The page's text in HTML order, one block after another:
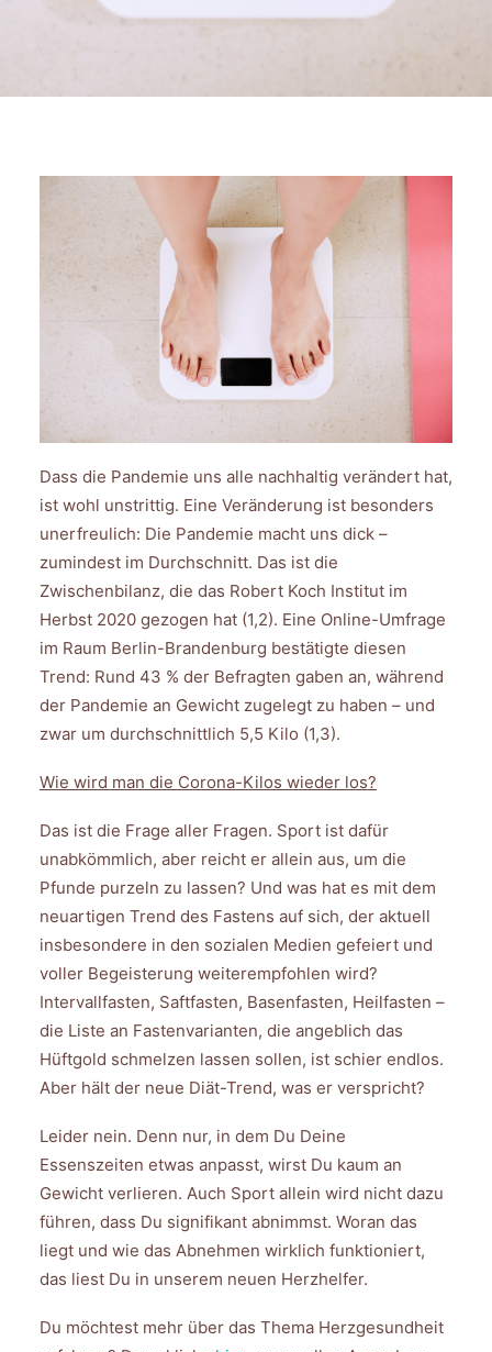
Dass die Pandemie uns alle nachhaltig verändert hat,
ist wohl unstrittig. Eine Veränderung ist besonders
unerfreulich: Die Pandemie macht uns dick –
zumindest im Durchschnitt. Das ist die
Zwischenbilanz, die das Robert Koch Institut im
Herbst 2020 gezogen hat (1,2). Eine Online-Umfrage
im Raum Berlin-Brandenburg bestätigte diesen
Trend: Rund 43 % der Befragten gaben an, während
der Pandemie an Gewicht zugelegt zu haben – und
zwar um durchschnittlich 5,5 Kilo (1,3).
Wie wird man die Corona-Kilos wieder los?
Das ist die Frage aller Fragen. Sport ist dafür
unabkömmlich, aber reicht er allein aus, um die
Pfunde purzeln zu lassen? Und was hat es mit dem
neuartigen Trend des Fastens auf sich, der aktuell
insbesondere in den sozialen Medien gefeiert und
voller Begeisterung weiterempfohlen wird?
Intervallfasten, Saftfasten, Basenfasten, Heilfasten –
die Liste an Fastenvarianten, die angeblich das
Hüftgold schmelzen lassen sollen, ist schier endlos.
Aber hält der neue Diät-Trend, was er verspricht?
Leider nein. Denn nur, in dem Du Deine
Essenszeiten etwas anpasst, wirst Du kaum an
Gewicht verlieren. Auch Sport allein wird nicht dazu
führen, dass Du signifikant abnimmst. Woran das
liegt und wie das Abnehmen wirklich funktioniert,
das liest Du in unserem neuen Herzhelfer.
Du möchtest mehr über das Thema Herzgesundheit